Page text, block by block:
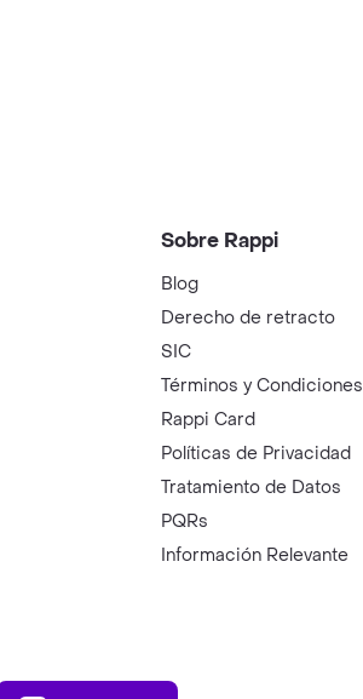
Sobre Rappi
Blog
Derecho de retracto
SIC
Términos y Condiciones
Rappi Card
Políticas de Privacidad
Tratamiento de Datos
PQRs
Información Relevante
AppGallery